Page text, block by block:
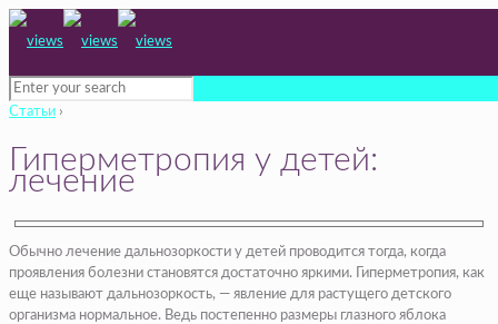
Статьи ›
Гиперметропия у детей:
лечение
Обычно лечение дальнозоркости у детей проводится тогда, когда
проявления болезни становятся достаточно яркими. Гиперметропия, как
еще называют дальнозоркость, — явление для растущего детского
организма нормальное. Ведь постепенно размеры глазного яблока